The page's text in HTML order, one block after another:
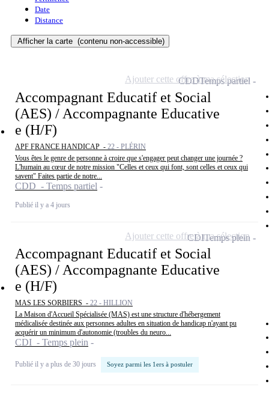
Date
Distance
Afficher la carte (contenu non-accessible)
Accompagnant Educatif et Social
(AES) / Accompagnante Educative
e (H/F)
APF FRANCE HANDICAP - 22 - PLÉRIN
Vous êtes le genre de personne à croire que s'engager peut changer une journée ?
L'humain au cœur de notre mission "Celles et ceux qui font, sont celles et ceux qui
savent" Faites partie de notre...
CDD - Temps partiel
Publié il y a 4 jours
CDDTemps partiel
Ajouter cette offre à ma sélection
Accompagnant Educatif et Social
(AES) / Accompagnante Educative
e (H/F)
MAS LES SORBIERS - 22 - HILLION
La Maison d'Accueil Spécialisée (MAS) est une structure d'hébergement
médicalisée destinée aux personnes adultes en situation de handicap n'ayant pu
acquérir un minimum d'autonomie (troubles du neuro...
CDI - Temps plein
Publié il y a plus de 30 jours Soyez parmi les 1ers à postuler
CDITemps plein
Ajouter cette offre à ma sélection